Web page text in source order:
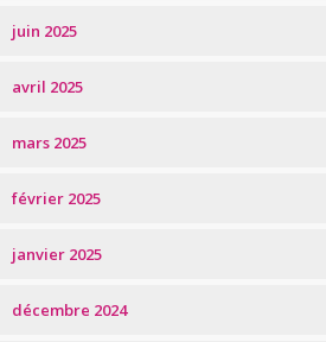
juin 2025
avril 2025
mars 2025
février 2025
janvier 2025
décembre 2024